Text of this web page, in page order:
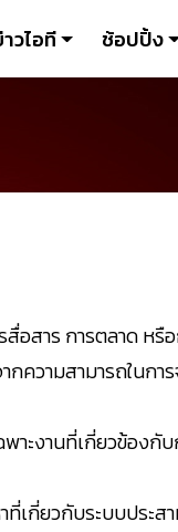
วไอที ช้อปปิ้ง
อสาร การตลาด หรื
ความสามารถในกา
าะงานที่เกี่ยวข้องกั
กี่ยวกับระบบประส